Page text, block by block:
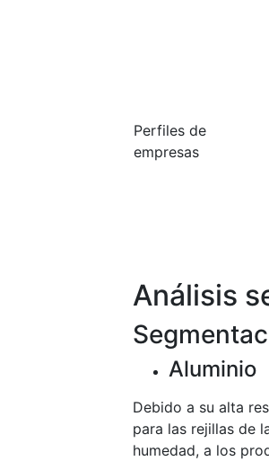
Perfiles de
empresas
Análisis
Aluminio
Debido a su alta
para las rejillas de
humedad, a los